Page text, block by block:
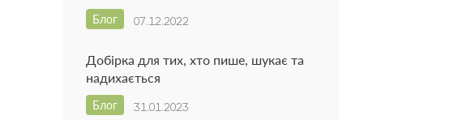
07.12.2022
Блог
Добірка для тих, хто пише, шукає та
надихається
31.01.2023
Блог